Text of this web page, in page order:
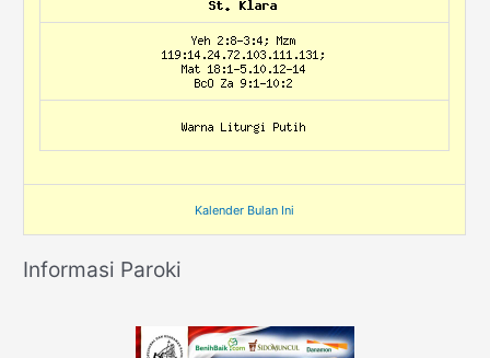
Kalender Bulan Ini
Informasi Paroki